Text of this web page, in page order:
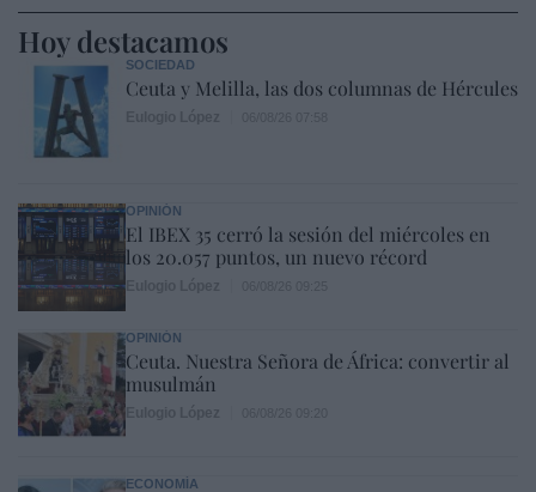
Hoy destacamos
SOCIEDAD
Ceuta y Melilla, las dos columnas de Hércules
OPINIÓN
El IBEX 35 cerró la sesión del miércoles en
los 20.057 puntos, un nuevo récord
OPINIÓN
Ceuta. Nuestra Señora de África: convertir al
musulmán
ECONOMÍA